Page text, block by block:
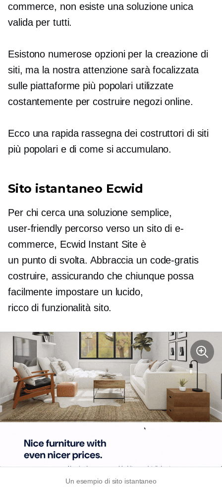
commerce, non esiste una soluzione unica
valida per tutti.
Esistono numerose opzioni per la creazione di
siti, ma la nostra attenzione sarà focalizzata
sulle piattaforme più popolari utilizzate
costantemente per costruire negozi online.
Ecco una rapida rassegna dei costruttori di siti
più popolari e di come si accumulano.
Sito istantaneo Ecwid
Per chi cerca una soluzione semplice,
user-friendlypercorso verso un sito di e-
commerce, Ecwid Instant Site è
un punto di svolta. Abbraccia un code-gratis
costruire, assicurando che chiunque possa
facilmente impostare un lucido,
ricco di funzionalitàsito.
Un esempio di sito istantaneo